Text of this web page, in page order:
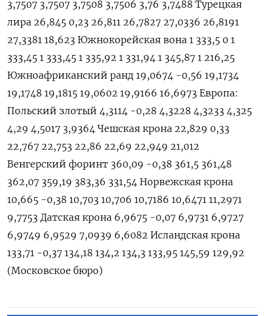
3,7507 3,7507 3,7508 3,7506 3,76 3,7488 Турецкая
лира 26,845 0,23 26,811 26,7827 27,0336 26,8191
27,3381 18,623 Южнокорейская вона 1 333,5 0 1
333,45 1 333,45 1 335,92 1 331,94 1 345,87 1 216,25
Южноафриканский ранд 19,0674 -0,56 19,1734
19,1748 19,1815 19,0602 19,9166 16,6973 Европа:
Польский злотый 4,3114 -0,28 4,3228 4,3233 4,325
4,29 4,5017 3,9364 Чешская крона 22,829 0,33
22,767 22,753 22,86 22,69 22,949 21,012
Венгерский форинт 360,09 -0,38 361,5 361,48
362,07 359,19 383,36 331,54 Норвежская крона
10,665 -0,38 10,703 10,706 10,7186 10,6471 11,2971
9,7753 Датская крона 6,9675 -0,07 6,9731 6,9727
6,9749 6,9529 7,0939 6,6082 Исландская крона
133,71 -0,37 134,18 134,2 134,3 133,95 145,59 129,92
(Московское бюро)